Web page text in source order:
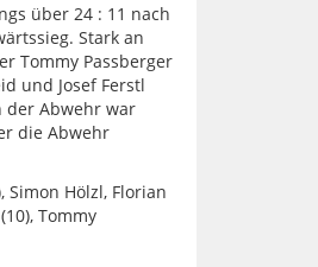
über 24 : 11 nach
Stark an
Tommy Passberger
und Josef Ferstl
der Abwehr war
die Abwehr
Simon Hölzl, Florian
Tommy